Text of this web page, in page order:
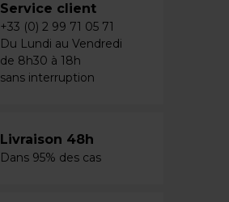
Service client
+33 (0) 2 99 71 05 71
Du Lundi au Vendredi
de 8h30 à 18h
sans interruption
Livraison 48h
Dans 95% des cas